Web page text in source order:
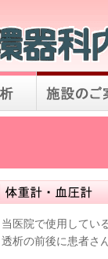
当医院で使用してい
透析の前後に患者さ